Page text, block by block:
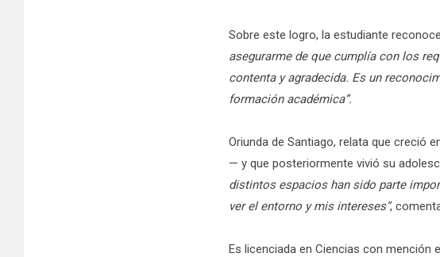
Sobre este logro, la estudiante
asegurarme de que cumplía con los
contenta y agradecida. Es un
formación académica”.
Oriunda de Santiago, relata que creció
— y que posteriormente vivió su
distintos espacios han sido parte
ver el entorno y mis intereses”,
Es licenciada en Ciencias con mención